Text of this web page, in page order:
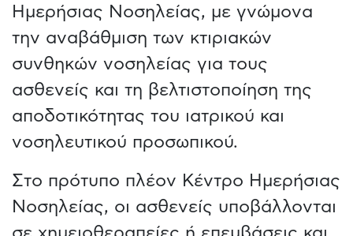
Ημερήσιας Νοσηλείας, με γνώμονα
την αναβάθμιση των κτιριακών
συνθηκών νοσηλείας για τους
ασθενείς και τη βελτιστοποίηση της
αποδοτικότητας του ιατρικού και
νοσηλευτικού προσωπικού.
Στο πρότυπο πλέον Κέντρο Ημερήσιας
Νοσηλείας, οι ασθενείς υποβάλλονται